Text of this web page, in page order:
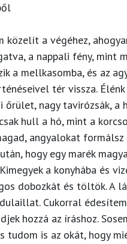
a végéhez,
a nappali fény, mint
a mellkasomba, és az
tér vissza.
nagy tavirózsák, a
hull a hó, mint a
angyalokat
hogy egy marék
a konyhába és
dobozkát és töltök. A
Cukorral
hozzá az íráshoz.
is az okát, hogy